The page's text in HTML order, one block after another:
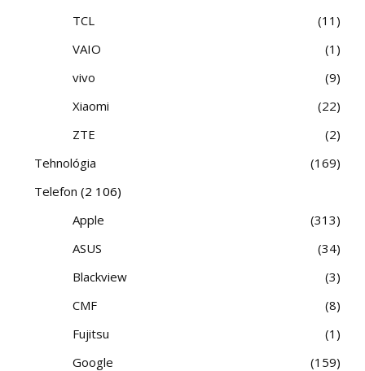
TCL
11
VAIO
1
vivo
9
Xiaomi
22
ZTE
2
Tehnológia
169
Telefon (2 106)
Apple
313
ASUS
34
Blackview
3
CMF
8
Fujitsu
1
Google
159